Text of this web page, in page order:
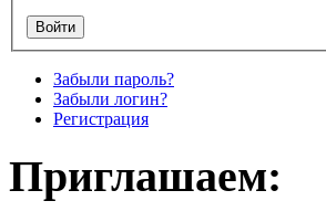
Забыли пароль?
Забыли логин?
Регистрация
Приглашаем: